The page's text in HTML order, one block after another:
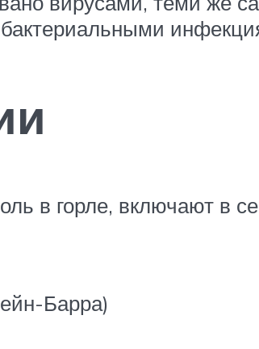
в горле, включают в
Барра)